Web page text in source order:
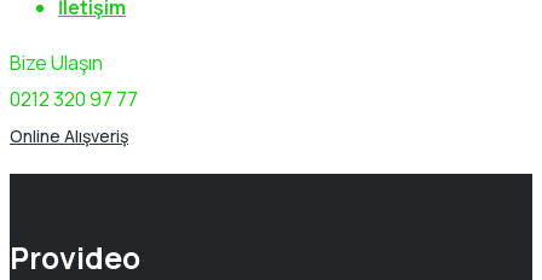
İletişim
Bize Ulaşın
0212 320 97 77
Online Alışveriş
Provideo